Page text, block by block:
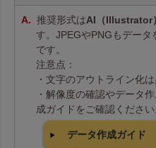
推奨形式はAI（Illustrator
す。JPEGやPNGもデー
です。
注意点：
・文字のアウトライン化は
・解像度の確認やデータ
成ガイドをご確認ください
データ作成ガイド